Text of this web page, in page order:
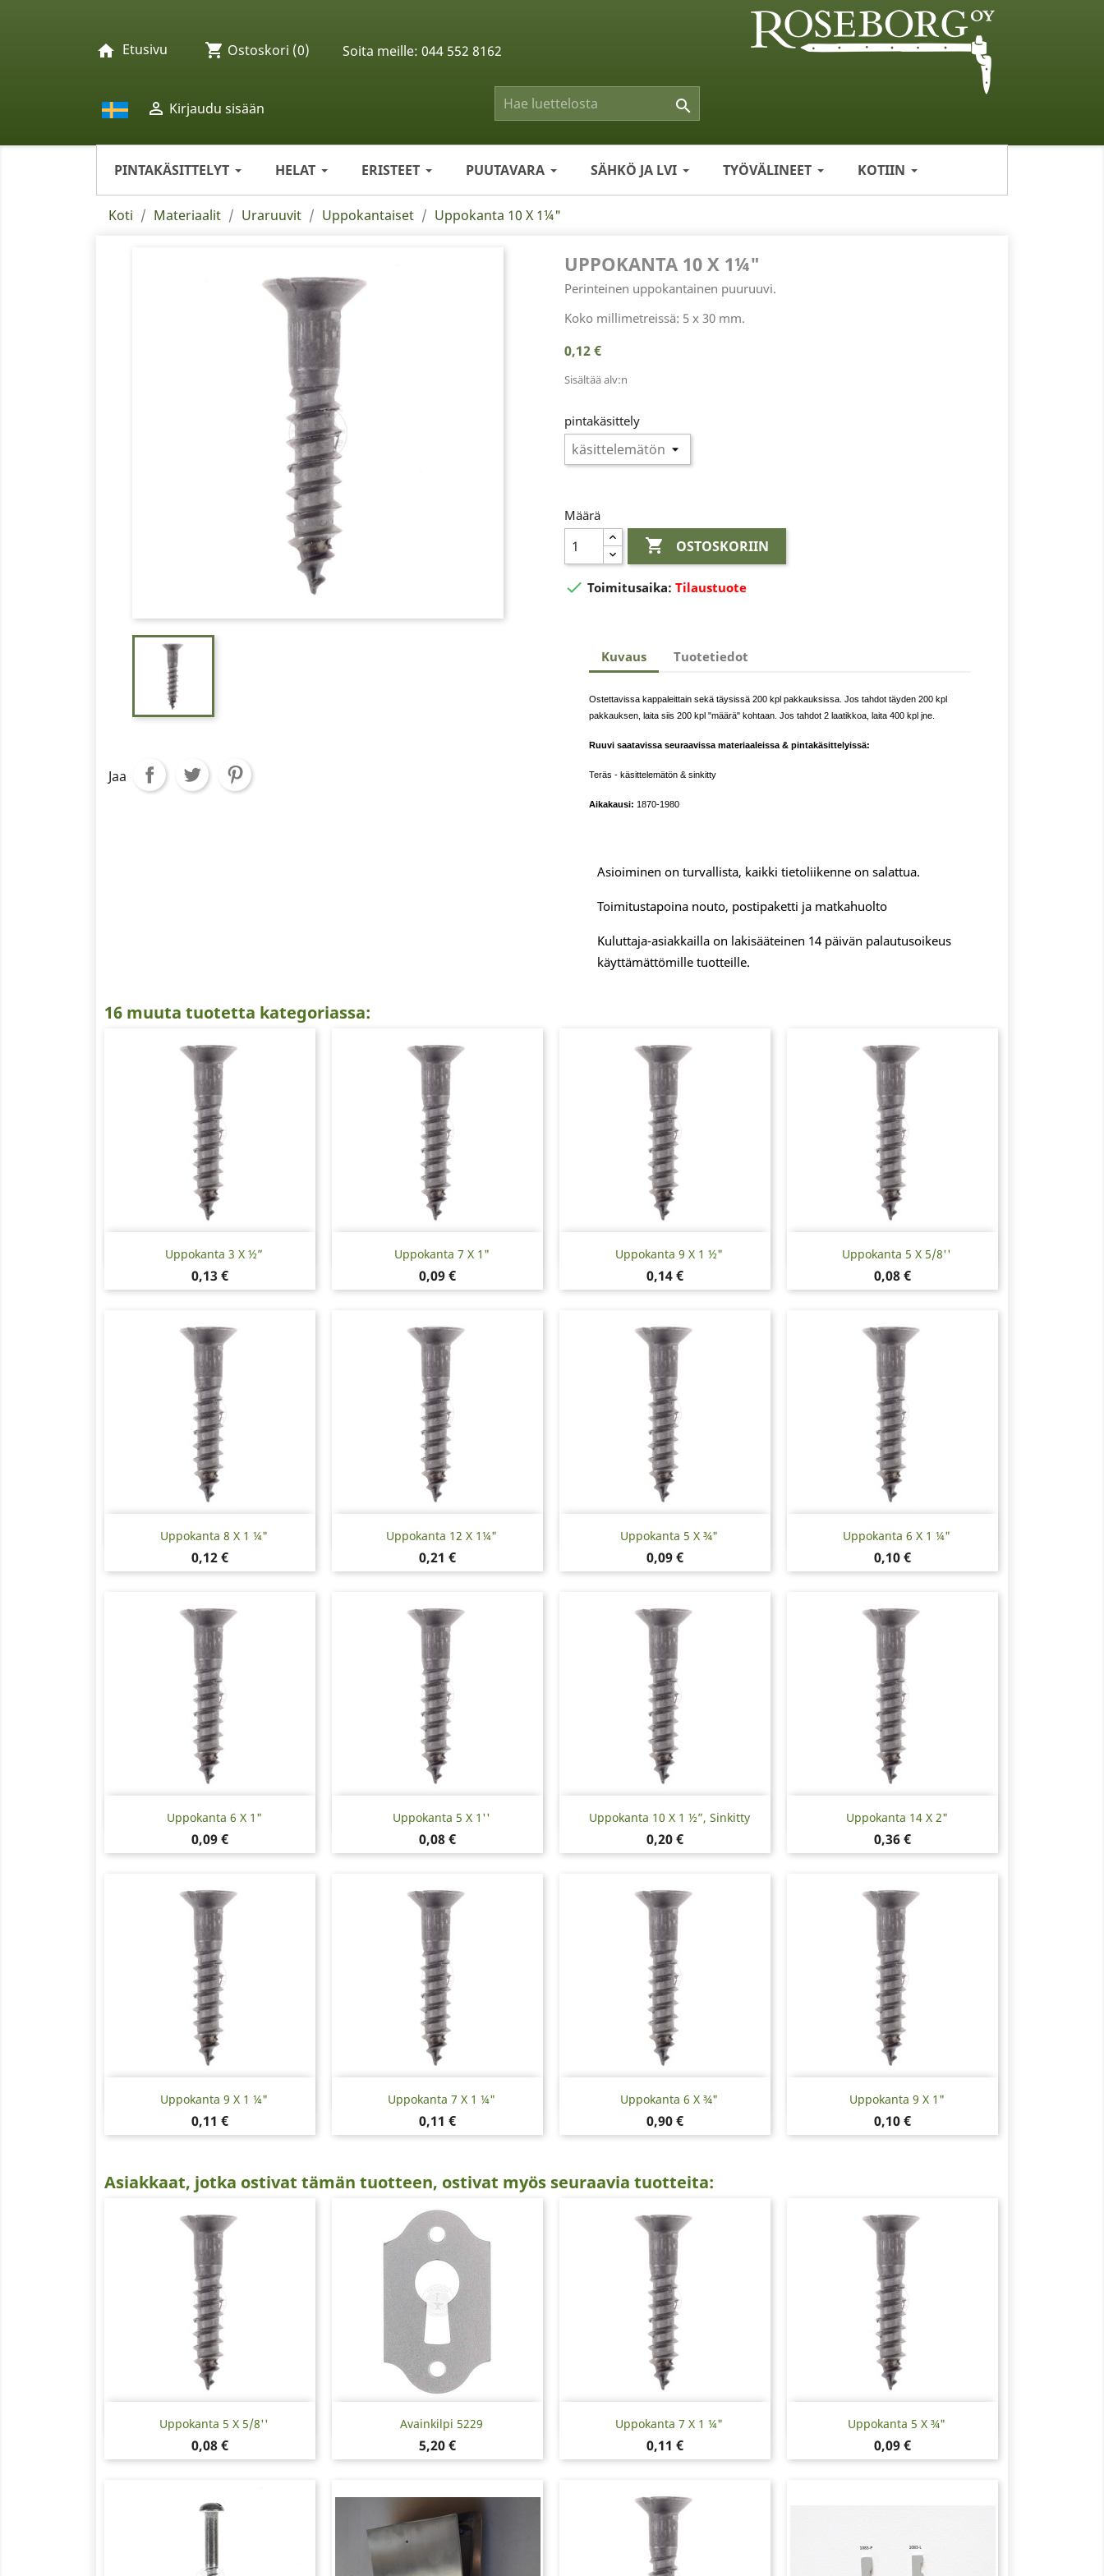

home Etusivu
 Kirjaudu sisään
shopping_cart Ostoskori (0)
PINTAKÄSITTELYT HELAT ERISTEET PUUTAVARA SÄHKÖ JA LVI TYÖVÄLINEET KOTIIN
Soita meille: 044 552 8162
Koti Materiaalit Uraruuvit Uppokantaiset Uppokanta 10 X 1¼"
Jaa
UPPOKANTA 10 X 1¼"
Perinteinen uppokantainen puuruuvi.
Koko millimetreissä: 5 x 30 mm.
0,12 €
Sisältää alv:n
pintakäsittely
Määrä
 OSTOSKORIIN
 Toimitusaika: Tilaustuote
Kuvaus Tuotetiedot
Ostettavissa kappaleittain sekä täysissä 200 kpl pakkauksissa. Jos tahdot täyden 200 kpl
pakkauksen, laita siis 200 kpl "määrä" kohtaan. Jos tahdot 2 laatikkoa, laita 400 kpl jne.
Ruuvi saatavissa seuraavissa materiaaleissa & pintakäsittelyissä:
Teräs - käsittelemätön & sinkitty
Aikakausi: 1870-1980
Asioiminen on turvallista, kaikki tietoliikenne on salattua.
Toimitustapoina nouto, postipaketti ja matkahuolto
Kuluttaja-asiakkailla on lakisääteinen 14 päivän palautusoikeus
käyttämättömille tuotteille.
16 muuta tuotetta kategoriassa:
Uppokanta 3 X ½”
Hinta
0,13 €
Pikakatselu Uppokanta 7 X 1"
Hinta
0,09 €
Pikakatselu Uppokanta 9 X 1 ½"
Hinta
0,14 €
Pikakatselu Uppokanta 5 X 5/8''
Hinta
0,08 €
Pikakatselu
Uppokanta 8 X 1 ¼"
Hinta
0,12 €
Pikakatselu Uppokanta 12 X 1¼"
Hinta
0,21 €
Pikakatselu Uppokanta 5 X ¾"
Hinta
0,09 €
Pikakatselu Uppokanta 6 X 1 ¼"
Hinta
0,10 €
Pikakatselu
Uppokanta 6 X 1"
Hinta
0,09 €
Pikakatselu Uppokanta 5 X 1''
Hinta
0,08 €
Pikakatselu Uppokanta 10 X 1 ½”, Sinkitty
Hinta
0,20 €
Pikakatselu Uppokanta 14 X 2"
Hinta
0,36 €
Pikakatselu
Uppokanta 9 X 1 ¼"
Hinta
0,11 €
Pikakatselu Uppokanta 7 X 1 ¼"
Hinta
0,11 €
Pikakatselu Uppokanta 6 X ¾"
Hinta
0,90 €
Pikakatselu Uppokanta 9 X 1"
Hinta
0,10 €
Pikakatselu
Asiakkaat, jotka ostivat tämän tuotteen, ostivat myös seuraavia tuotteita:
Uppokanta 5 X 5/8''
Hinta
0,08 €
Pikakatselu Avainkilpi 5229
Hinta
5,20 €
Pikakatselu Uppokanta 7 X 1 ¼"
Hinta
0,11 €
Pikakatselu Uppokanta 5 X ¾"
Hinta
0,09 €
Pikakatselu